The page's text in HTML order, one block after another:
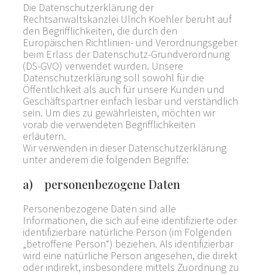
Die Datenschutzerklärung der
Rechtsanwaltskanzlei Ulrich Koehler beruht auf
den Begrifflichkeiten, die durch den
Europäischen Richtlinien- und Verordnungsgeber
beim Erlass der Datenschutz-Grundverordnung
(DS-GVO) verwendet wurden. Unsere
Datenschutzerklärung soll sowohl für die
Öffentlichkeit als auch für unsere Kunden und
Geschäftspartner einfach lesbar und verständlich
sein. Um dies zu gewährleisten, möchten wir
vorab die verwendeten Begrifflichkeiten
erläutern.
Wir verwenden in dieser Datenschutzerklärung
unter anderem die folgenden Begriffe:
a) personenbezogene Daten
Personenbezogene Daten sind alle
Informationen, die sich auf eine identifizierte oder
identifizierbare natürliche Person (im Folgenden
„betroffene Person“) beziehen. Als identifizierbar
wird eine natürliche Person angesehen, die direkt
oder indirekt, insbesondere mittels Zuordnung zu